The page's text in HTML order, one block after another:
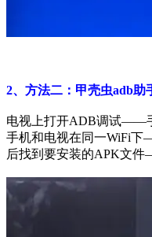
2、方法二：甲壳虫adb助
电视上打开ADB调试——
手机和电视在同一WiFi
后找到要安装的APK文